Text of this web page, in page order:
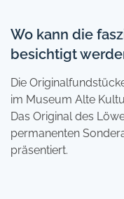
Wo kann die
besichtigt
Die
im Museum Alte
Das Original des
permanenten
präsentiert.